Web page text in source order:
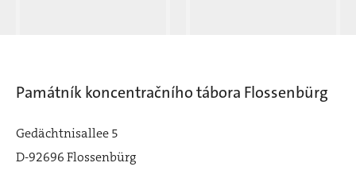
Památník koncentračního tábora Flossenbürg
Gedächtnisallee 5
D-92696 Flossenbürg